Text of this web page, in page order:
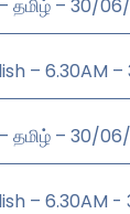
தமிழ் – 30/
– 6.30AM
தமிழ் – 30/
– 6.30AM